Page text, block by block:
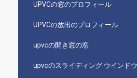
UPVCの窓のプロフィール
UPVCの放出のプロフィール
upvcの開き窓の窓
upvcのスライディング ウインドウ